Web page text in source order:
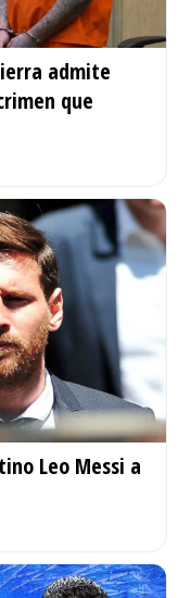
admite
que
Leo Messi a